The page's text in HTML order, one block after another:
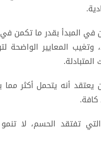
المبدأ بقدر ما تكمن في
وتغيب المعايير الواضحة
أنه يتحمل أكثر مما
تفتقد الحسم، لا